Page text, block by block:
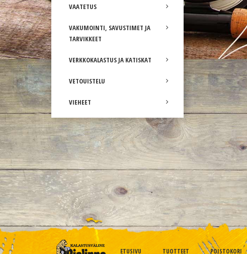
VAATETUS
VAKUMOINTI, SAVUSTIMET JA
TARVIKKEET
VERKKOKALASTUS JA KATISKAT
VETOUISTELU
VIEHEET
ETUSIVU TUOTTEET POISTOKORI